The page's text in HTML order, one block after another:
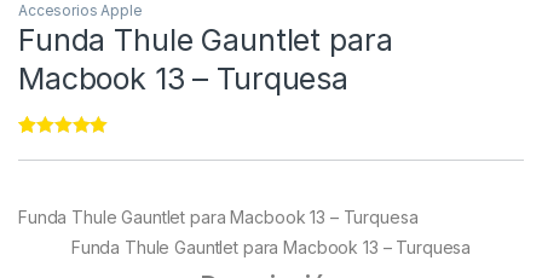
Accesorios Apple
Funda Thule Gauntlet para
Macbook 13 – Turquesa
ratings
Funda Thule Gauntlet para Macbook 13 – Turquesa
Funda Thule Gauntlet para Macbook 13 – Turquesa